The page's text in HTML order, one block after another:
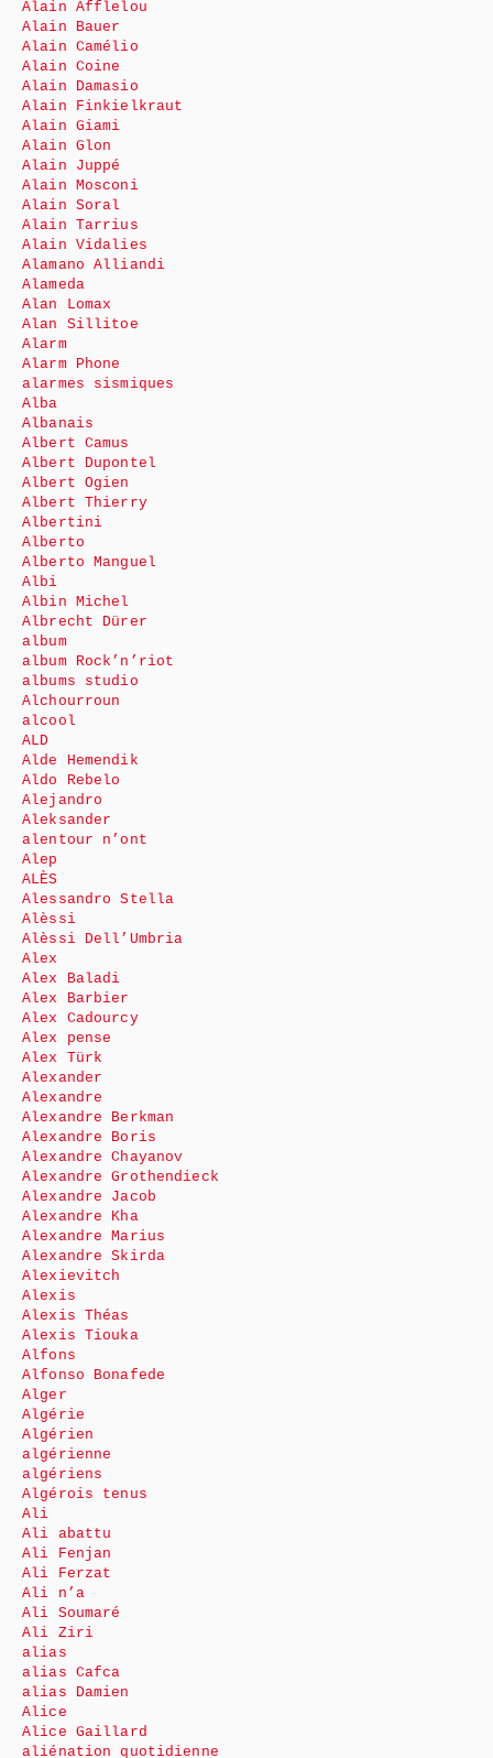
Alain Afflelou
Alain Bauer
Alain Camélio
Alain Coine
Alain Damasio
Alain Finkielkraut
Alain Giami
Alain Glon
Alain Juppé
Alain Mosconi
Alain Soral
Alain Tarrius
Alain Vidalies
Alamano Alliandi
Alameda
Alan Lomax
Alan Sillitoe
Alarm
Alarm Phone
alarmes sismiques
Alba
Albanais
Albert Camus
Albert Dupontel
Albert Ogien
Albert Thierry
Albertini
Alberto
Alberto Manguel
Albi
Albin Michel
Albrecht Dürer
album
album Rock’n’riot
albums studio
Alchourroun
alcool
ALD
Alde Hemendik
Aldo Rebelo
Alejandro
Aleksander
alentour n’ont
Alep
ALÈS
Alessandro Stella
Alèssi
Alèssi Dell’Umbria
Alex
Alex Baladi
Alex Barbier
Alex Cadourcy
Alex pense
Alex Türk
Alexander
Alexandre
Alexandre Berkman
Alexandre Boris
Alexandre Chayanov
Alexandre Grothendieck
Alexandre Jacob
Alexandre Kha
Alexandre Marius
Alexandre Skirda
Alexievitch
Alexis
Alexis Théas
Alexis Tiouka
Alfons
Alfonso Bonafede
Alger
Algérie
Algérien
algérienne
algériens
Algérois tenus
Ali
Ali abattu
Ali Fenjan
Ali Ferzat
Ali n’a
Ali Soumaré
Ali Ziri
alias
alias Cafca
alias Damien
Alice
Alice Gaillard
aliénation quotidienne